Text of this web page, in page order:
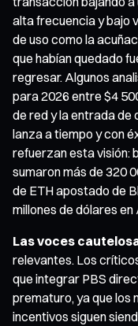
alta frecuencia y bajo
de uso como la
que habían quedado
regresar. Algunos
para 2026 entre $4
de red y la entrada de
lanza a tiempo y con
refuerzan esta visión:
sumaron más de 320
de ETH apostado de
millones de dólares en
Las voces
relevantes. Los
que integrar PBS
prematuro, ya que los
incentivos siguen